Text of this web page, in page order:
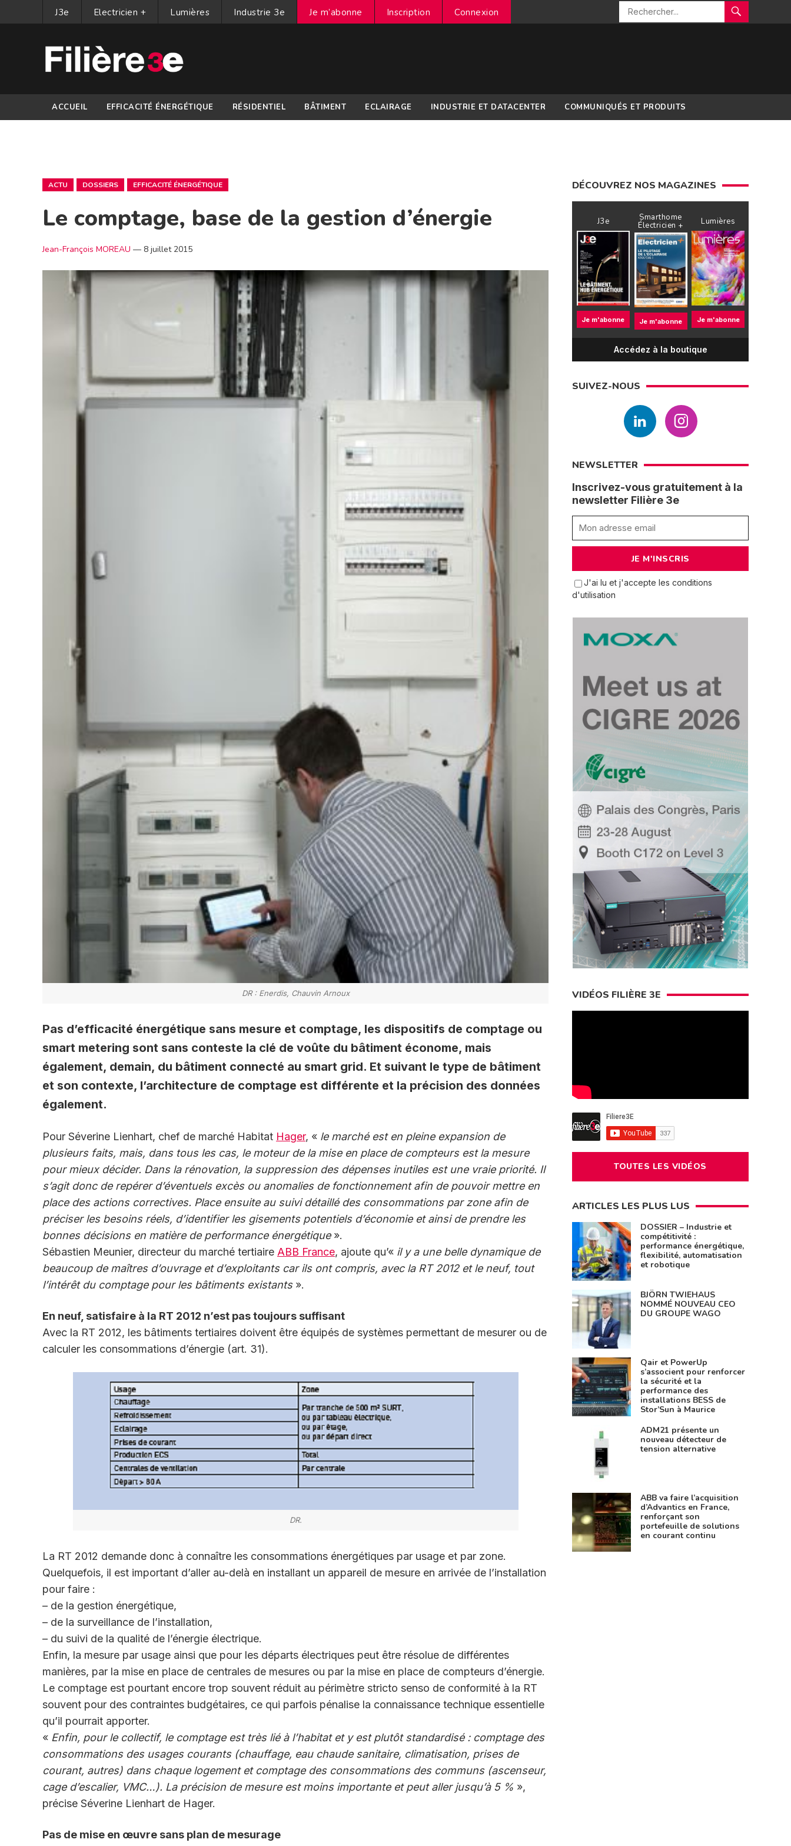
J3e Electricien + Lumières Industrie 3e Je m’abonne Inscription Connexion
ACCUEIL EFFICACITÉ ÉNERGÉTIQUE RÉSIDENTIEL BÂTIMENT ECLAIRAGE INDUSTRIE ET DATACENTER COMMUNIQUÉS ET PRODUITS
ACTU DOSSIERS EFFICACITÉ ÉNERGÉTIQUE
Le comptage, base de la gestion d’énergie
Jean-François MOREAU — 8 juillet 2015
DR : Enerdis, Chauvin Arnoux
Pas d’efficacité énergétique sans mesure et comptage, les dispositifs de comptage ou
smart metering sont sans conteste la clé de voûte du bâtiment économe, mais
également, demain, du bâtiment connecté au smart grid. Et suivant le type de bâtiment
et son contexte, l’architecture de comptage est différente et la précision des données
également.
Pour Séverine Lienhart, chef de marché Habitat Hager, « le marché est en pleine expansion de
plusieurs faits, mais, dans tous les cas, le moteur de la mise en place de compteurs est la mesure
pour mieux décider. Dans la rénovation, la suppression des dépenses inutiles est une vraie priorité. Il
s’agit donc de repérer d’éventuels excès ou anomalies de fonctionnement afin de pouvoir mettre en
place des actions correctives. Place ensuite au suivi détaillé des consommations par zone afin de
préciser les besoins réels, d’identifier les gisements potentiels d’économie et ainsi de prendre les
bonnes décisions en matière de performance énergétique».
Sébastien Meunier, directeur du marché tertiaire ABB France, ajoute qu’« il y a une belle dynamique de
beaucoup de maîtres d’ouvrage et d’exploitants car ils ont compris, avec la RT 2012 et le neuf, tout
l’intérêt du comptage pour les bâtiments existants».
En neuf, satisfaire à la RT 2012 n’est pas toujours suffisant
Avec la RT 2012, les bâtiments tertiaires doivent être équipés de systèmes permettant de mesurer ou de
calculer les consommations d’énergie (art. 31).
DR.
La RT 2012 demande donc à connaître les consommations énergétiques par usage et par zone.
Quelquefois, il est important d’aller au-delà en installant un appareil de mesure en arrivée de l’installation
pour faire :
– de la gestion énergétique,
– de la surveillance de l’installation,
– du suivi de la qualité de l’énergie électrique.
Enfin, la mesure par usage ainsi que pour les départs électriques peut être résolue de différentes
manières, par la mise en place de centrales de mesures ou par la mise en place de compteurs d’énergie.
Le comptage est pourtant encore trop souvent réduit au périmètre stricto senso de conformité à la RT
souvent pour des contraintes budgétaires, ce qui parfois pénalise la connaissance technique essentielle
qu’il pourrait apporter.
« Enfin, pour le collectif, le comptage est très lié à l’habitat et y est plutôt standardisé : comptage des
consommations des usages courants (chauffage, eau chaude sanitaire, climatisation, prises de
courant, autres) dans chaque logement et comptage des consommations des communs (ascenseur,
cage d’escalier, VMC…). La précision de mesure est moins importante et peut aller jusqu’à 5 % »,
précise Séverine Lienhart de Hager.
Pas de mise en œuvre sans plan de mesurage
DÉCOUVREZ NOS MAGAZINES
J3e
Je m'abonne
Smarthome
Électricien +
Je m'abonne
Lumières
Je m'abonne
Accédez à la boutique
SUIVEZ-NOUS
NEWSLETTER
Inscrivez-vous gratuitement à la
newsletter Filière 3e
J'ai lu et j'accepte les conditions
d'utilisation
VIDÉOS FILIÈRE 3E
TOUTES LES VIDÉOS
ARTICLES LES PLUS LUS
DOSSIER – Industrie et
compétitivité :
performance énergétique,
flexibilité, automatisation
et robotique
BJÖRN TWIEHAUS
NOMMÉ NOUVEAU CEO
DU GROUPE WAGO
Qair et PowerUp
s’associent pour renforcer
la sécurité et la
performance des
installations BESS de
Stor’Sun à Maurice
ADM21 présente un
nouveau détecteur de
tension alternative
ABB va faire l’acquisition
d’Advantics en France,
renforçant son
portefeuille de solutions
en courant continu